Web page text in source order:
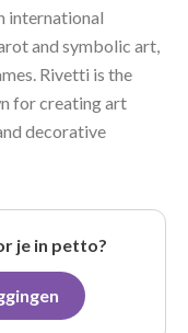
international
and symbolic art,
Rivetti is the
for creating art
decorative
je in petto?